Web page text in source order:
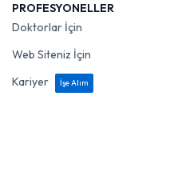
PROFESYONELLER
Doktorlar İçin
Web Siteniz İçin
Kariyer
İşe Alım